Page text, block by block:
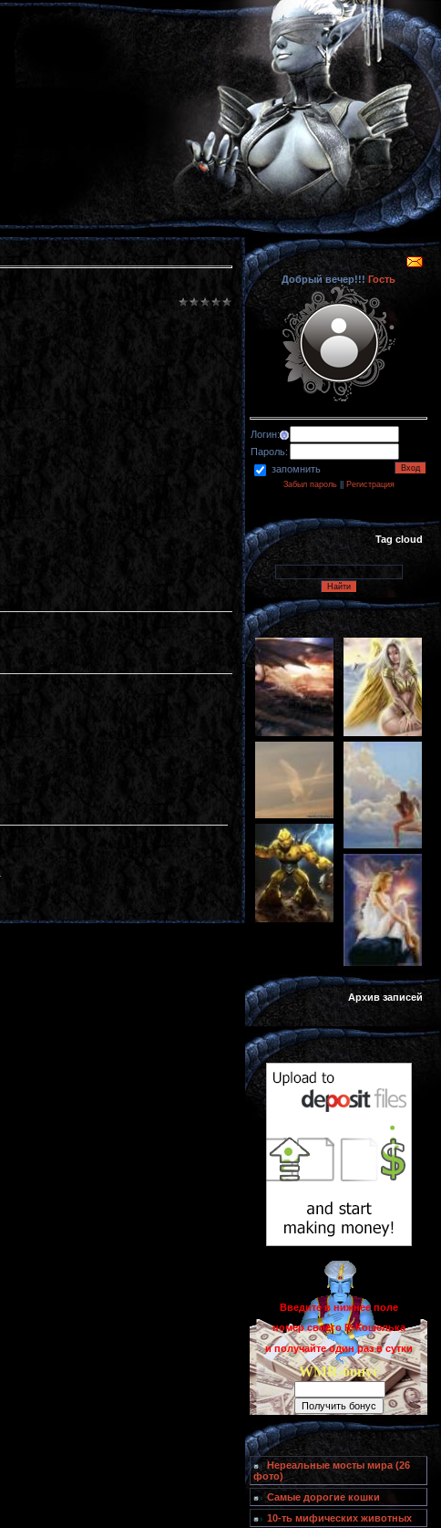
Добрый вечер!!! Гость
Логин:
Пароль:
запомнить
Забыл пароль|| Регистрация
Tag cloud
Архив записей
Введите в нижнее поле
номер своего R-Кошелька
и получайте один раз в сутки
WMR-бонус
Нереальные мосты мира (26
фото)
Самые дорогие кошки
10-ть мифических животных